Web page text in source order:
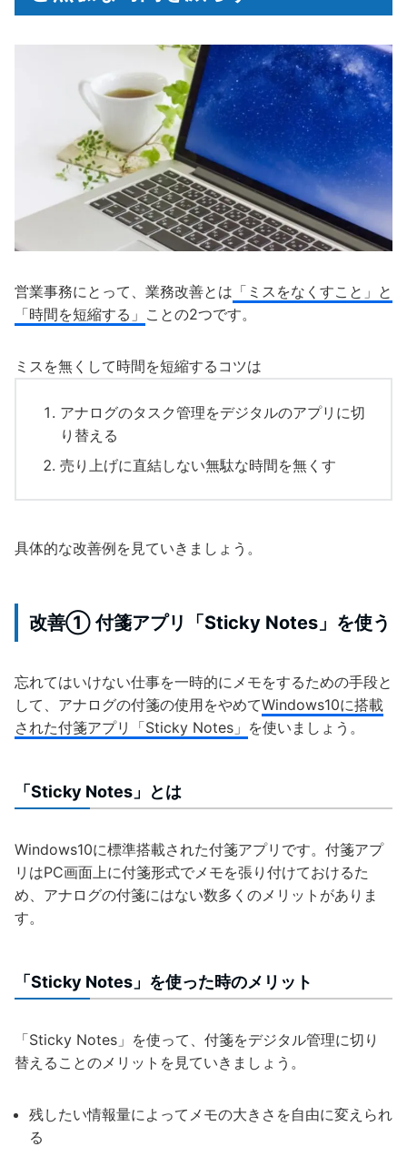
営業事務にとって、業務改善とは 「ミスをなくすこと」と
「時間を短縮する」 ことの2つです。
ミスを無くして時間を短縮するコツは
アナログのタスク管理をデジタルのアプリに切
り替える
売り上げに直結しない無駄な時間を無くす
具体的な改善例を見ていきましょう。
改善① 付箋アプリ「Sticky Notes」を使う
忘れてはいけない仕事を一時的にメモをするための手段と
して、アナログの付箋の使用をやめてWindows10に搭載
された付箋アプリ「Sticky Notes」 を使いましょう。
「Sticky Notes」とは
Windows10に標準搭載された付箋アプリです。付箋アプ
リはPC画面上に付箋形式でメモを張り付けておけるた
め、アナログの付箋にはない数多くのメリットがありま
す。
「Sticky Notes」を使った時のメリット
「Sticky Notes」を使って、付箋をデジタル管理に切り
替えることのメリットを見ていきましょう。
残したい情報量によってメモの大きさを自由に変えられ
る